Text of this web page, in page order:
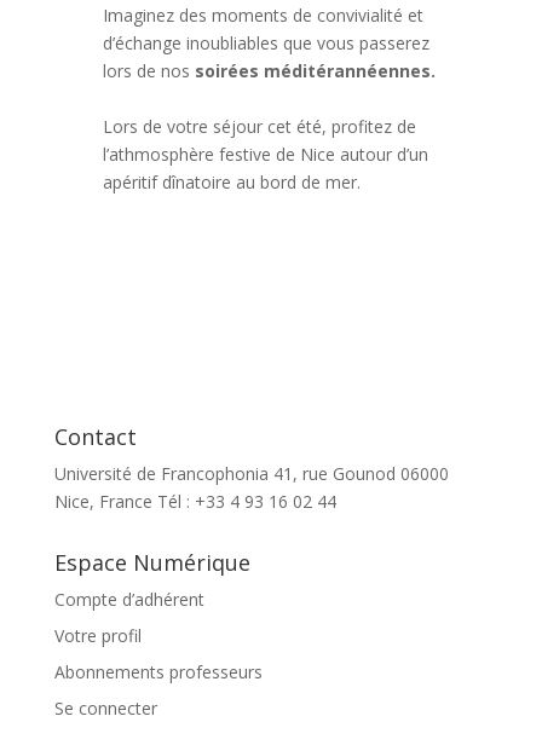
Imaginez des moments de convivialité et
d’échange inoubliables que vous passerez
lors de nos soirées méditérannéennes.
Lors de votre séjour cet été, profitez de
l’athmosphère festive de Nice autour d’un
apéritif dînatoire au bord de mer.
Contact
Université de Francophonia 41, rue Gounod 06000
Nice, France Tél : +33 4 93 16 02 44
Espace Numérique
Compte d’adhérent
Votre profil
Abonnements professeurs
Se connecter